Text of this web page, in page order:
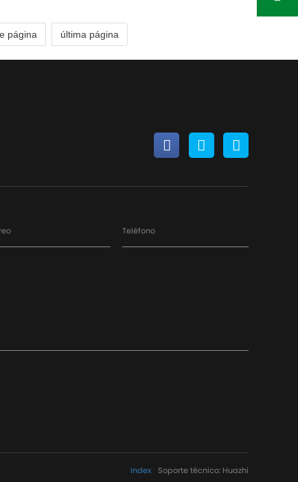
página última página
Teléfono
Soporte técnico: Huazhi
Index